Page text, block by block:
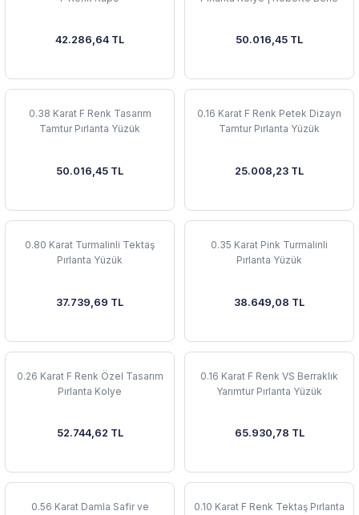
42.286,64 TL 50.016,45 TL
0.38 Karat F Renk Tasarım
Tamtur Pırlanta Yüzük
50.016,45 TL
0.16 Karat F Renk Petek Dizayn
Tamtur Pırlanta Yüzük
25.008,23 TL
0.80 Karat Turmalinli Tektaş
Pırlanta Yüzük
37.739,69 TL
0.35 Karat Pink Turmalinli
Pırlanta Yüzük
38.649,08 TL
0.26 Karat F Renk Özel Tasarım
Pırlanta Kolye
52.744,62 TL
0.16 Karat F Renk VS Berraklık
Yarımtur Pırlanta Yüzük
65.930,78 TL
0.56 Karat Damla Safir ve
0.10 Karat F Renk Tektaş Pırlanta